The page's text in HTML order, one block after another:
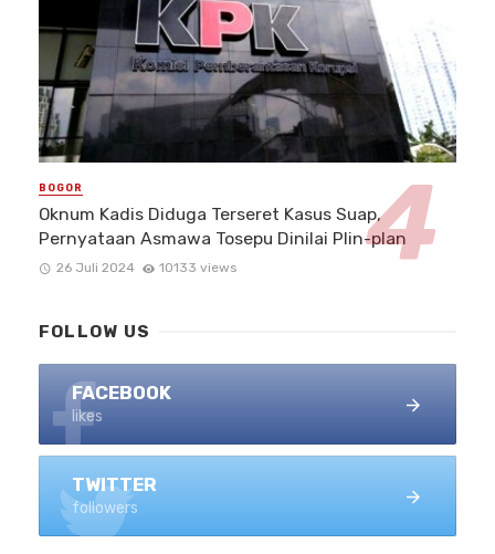
BOGOR
Oknum Kadis Diduga Terseret Kasus Suap,
Pernyataan Asmawa Tosepu Dinilai Plin-plan
26 Juli 2024 10133 views
FOLLOW US
FACEBOOK
likes
TWITTER
followers